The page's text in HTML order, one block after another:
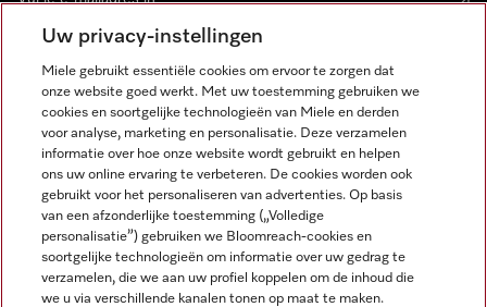
Disclaimer
Miele op Instagram
Miele op Facebook
Miele op Youtube
Uw privacy-instellingen
Miele gebruikt essentiële cookies om ervoor te zorgen dat
onze website goed werkt. Met uw toestemming gebruiken we
cookies en soortgelijke technologieën van Miele en derden
voor analyse, marketing en personalisatie. Deze verzamelen
informatie over hoe onze website wordt gebruikt en helpen
ons uw online ervaring te verbeteren. De cookies worden ook
gebruikt voor het personaliseren van advertenties. Op basis
van een afzonderlijke toestemming („Volledige
personalisatie”) gebruiken we Bloomreach-cookies en
soortgelijke technologieën om informatie over uw gedrag te
verzamelen, die we aan uw profiel koppelen om de inhoud die
we u via verschillende kanalen tonen op maat te maken.